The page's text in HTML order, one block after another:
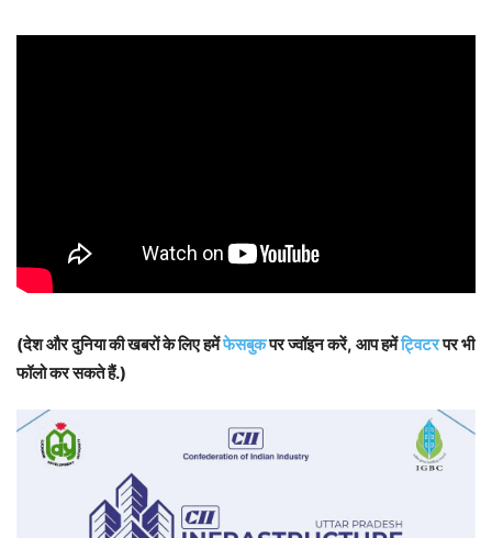
(देश और दुनिया की खबरों के लिए हमेंफेसबुकपर ज्वॉइन करें, आप हमेंट्विटरपर भी
फॉलो कर सकते हैं.)